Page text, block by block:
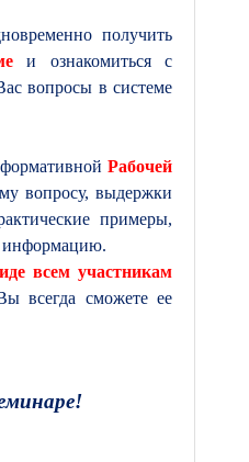
получить
и
ознакомиться с
вопросы в системе
Рабочей
вопросу, выдержки
примеры,
информацию.
всем участникам
всегда сможете ее